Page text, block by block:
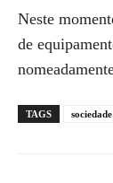
Neste
de
TAGS